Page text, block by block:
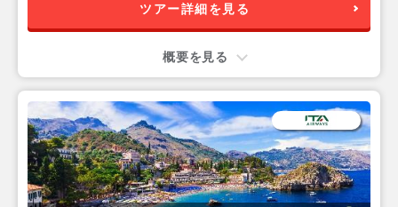
ツアー詳細を見る
概要を見る